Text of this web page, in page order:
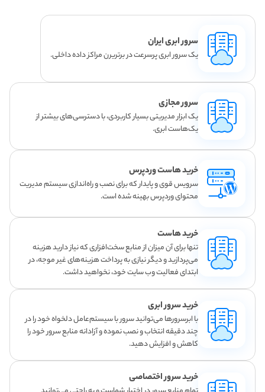
سرور ابری ایران
یک سرور ابری پرسرعت در برتریرن مراکز داده داخلی.
سرور مجازی
یک ابزار مدیریتی بسیار کاربردی، با دسترسی‌های بیشتر از
یک‌هاست ابری.
خرید هاست وردپرس
سرویس قوی و پایدار که برای نصب و راه‌اندازی سیستم مدیریت
محتوای وردپرس بهینه شده است.
خرید هاست
تنها برای آن میزان از منابع سخت‌افزاری که نیاز دارید هزینه
می‌پردازید و دیگر نیازی به پرداخت هزینه‌های غیر موجه، در
ابتدای فعالیت وب سایت خود، نخواهید داشت.
خرید سرور ابری
با ابرسرورها می‌توانید سرور با سیستم‌عامل دلخواه خود را در
چند دقیقه انتخاب و نصب نموده و آزادانه منابع سرور خود را
کاهش و افزایش دهید.
خرید سرور اختصاصی